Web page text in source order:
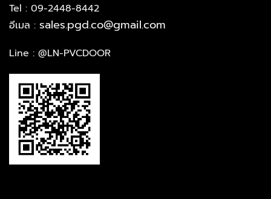
Tel : 09-2448-8442
อีเมล : sales.pgd.co@gmail.com
Line : @LN-PVCDOOR